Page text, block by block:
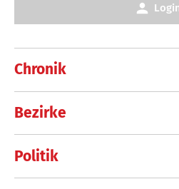
Chronik
Bezirke
Politik